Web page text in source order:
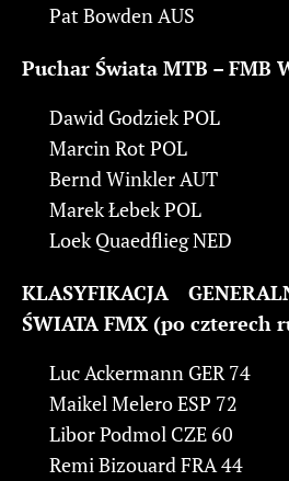
Pat Bowden AUS
Puchar Świata MTB – FMB
Dawid Godziek POL
Marcin Rot POL
Bernd Winkler AUT
Marek Łebek POL
Loek Quaedflieg NED
KLASYFIKACJA
ŚWIATA FMX (po czterech
Luc Ackermann GER 74
Maikel Melero ESP 72
Libor Podmol CZE 60
Remi Bizouard FRA 44